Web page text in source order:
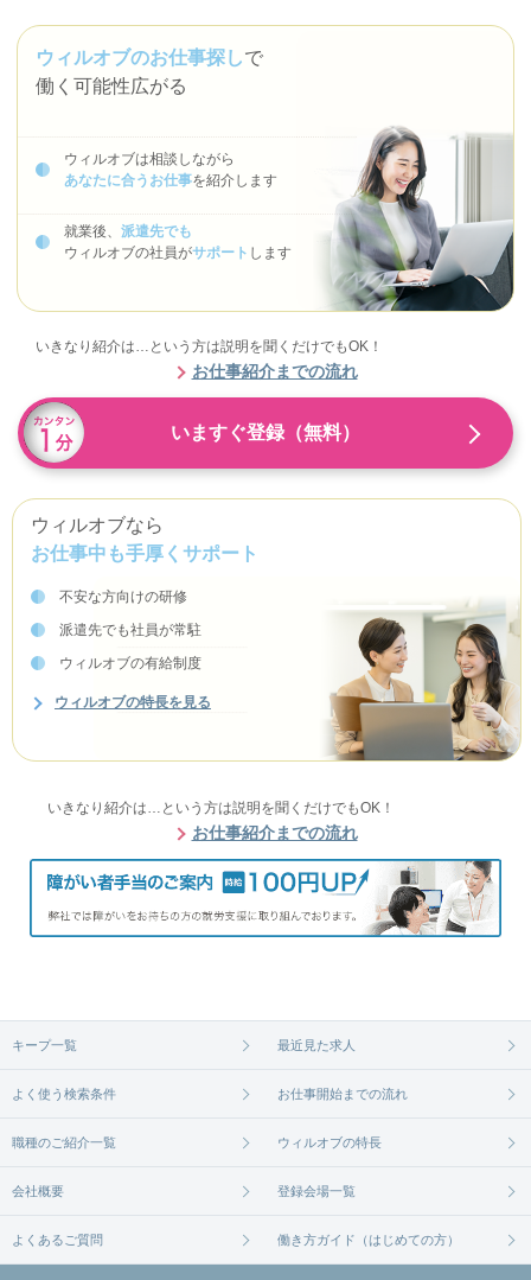
ウィルオブのお仕事探しで
働く可能性広がる
ウィルオブは相談しながら
あなたに合うお仕事を紹介します
就業後、 派遣先でも
ウィルオブの社員がサポート します
いきなり紹介は…という方は説明を聞くだけでもOK！
お仕事紹介までの流れ
いますぐ登録（無料）
ウィルオブなら
お仕事中も手厚くサポート
不安な方向けの研修
派遣先でも社員が常駐
ウィルオブの有給制度
ウィルオブの特長を見る
いきなり紹介は…という方は説明を聞くだけでもOK！
お仕事紹介までの流れ
キープ一覧 最近見た求人
よく使う検索条件 お仕事開始までの流れ
職種のご紹介一覧 ウィルオブの特長
会社概要 登録会場一覧
よくあるご質問 働き方ガイド（はじめての方）